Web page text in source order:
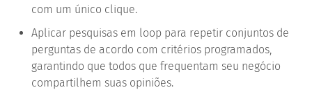
com um único clique.
Aplicar pesquisas em loop para repetir conjuntos de
perguntas de acordo com critérios programados,
garantindo que todos que frequentam seu negócio
compartilhem suas opiniões.